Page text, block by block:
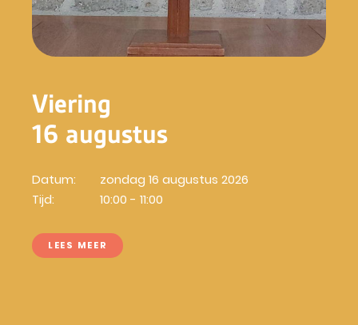
Viering
16 augustus
Datum:
Tijd:
zondag 16 augustus 2026
10:00 - 11:00
LEES MEER